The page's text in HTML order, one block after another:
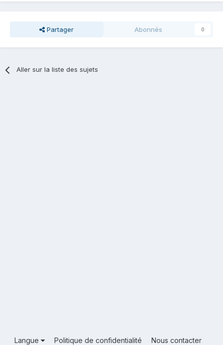
Partager Abonnés 0
Aller sur la liste des sujets
Langue Politique de confidentialité Nous contacter